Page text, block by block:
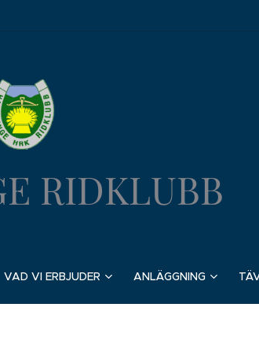
RIDKLUBB
VAD VI ERBJUDER ANLÄGGNING